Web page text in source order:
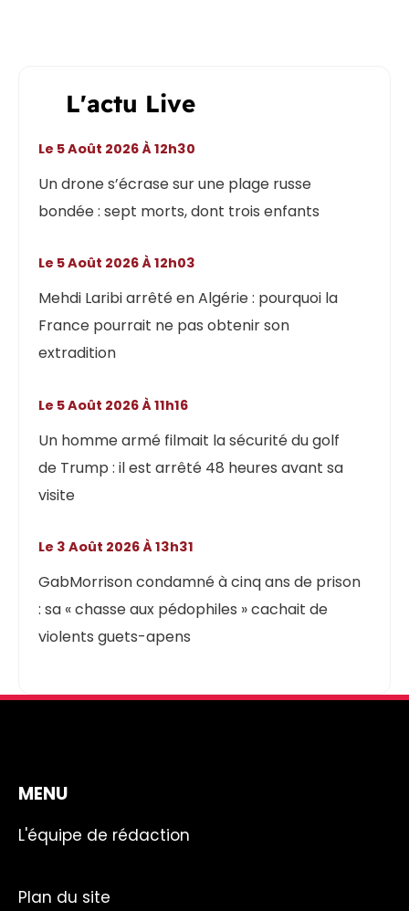
L'actu Live
Un drone s’écrase sur une plage russe
bondée : sept morts, dont trois enfants
Le 5 Août 2026 À 12h30
Mehdi Laribi arrêté en Algérie : pourquoi la
France pourrait ne pas obtenir son
extradition
Le 5 Août 2026 À 12h03
Un homme armé filmait la sécurité du golf
de Trump : il est arrêté 48 heures avant sa
visite
Le 5 Août 2026 À 11h16
GabMorrison condamné à cinq ans de prison
: sa « chasse aux pédophiles » cachait de
violents guets-apens
Le 3 Août 2026 À 13h31
MENU
L'équipe de rédaction
Plan du site